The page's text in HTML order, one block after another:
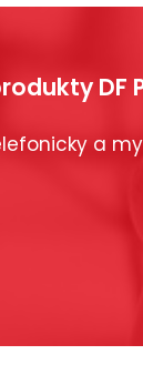
DF
a